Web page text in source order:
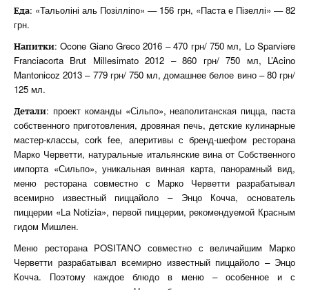
Еда: «Тальоліні аль Позілліпо» — 156 грн, «Паста е Пізеллі» — 82
грн.
Напитки: Ocone Giano Greco 2016 – 470 грн/ 750 мл, Lo Sparviere
Franciacorta Brut Millesimato 2012 – 860 грн/ 750 мл, L’Acino
Mantonicoz 2013 – 779 грн/ 750 мл, домашнее белое вино – 80 грн/
125 мл.
Детали: проект команды «Сільпо», неаполитанская пицца, паста
собственного приготовления, дровяная печь, детские кулинарные
мастер-классы, сork fee, аперитивы с бренд-шефом ресторана
Марко Черветти, натуральные итальянские вина от Собственного
импорта «Сильпо», уникальная винная карта, панорамный вид,
меню ресторана совместно с Марко Черветти разрабатывал
всемирно известный пиццайоло – Энцо Кочча, основатель
пиццерии «La Notizia», первой пиццерии, рекомендуемой Красным
гидом Мишлен.
Меню ресторана POSITANO совместно с величайшим Марко
Черветти разрабатывал всемирно известный пиццайоло – Энцо
Кочча. Поэтому каждое блюдо в меню – особенное и с